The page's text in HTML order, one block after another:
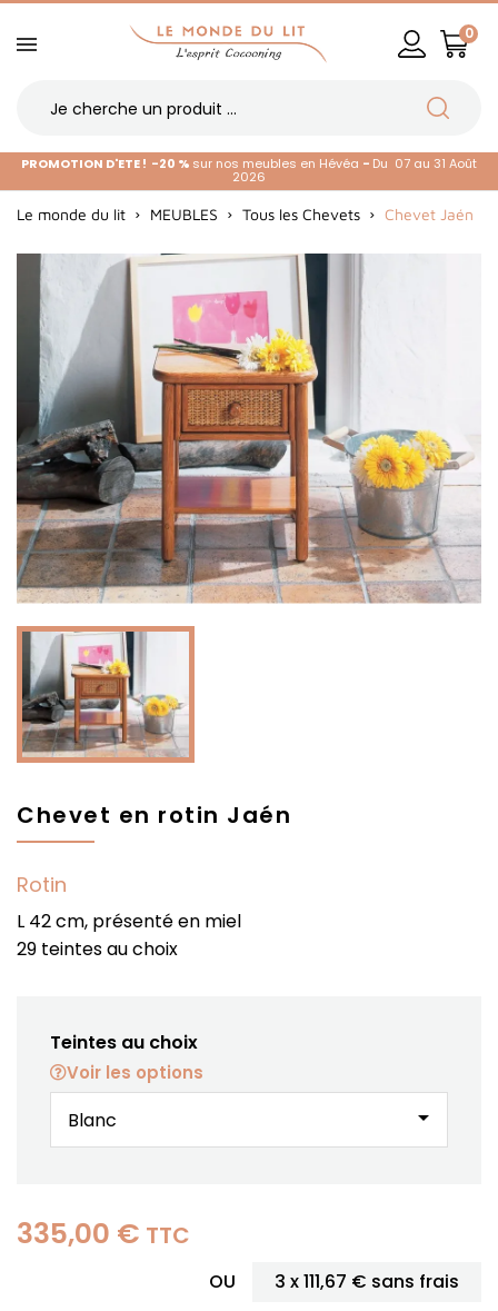
0
PROMOTION D'ETE ! -20 % sur nos meubles en Hévéa - Du 07 au 31 Août
2026
Le monde du lit MEUBLES Tous les Chevets Chevet Jaén
Chevet en rotin Jaén
Rotin
L 42 cm, présenté en miel
29 teintes au choix
Teintes au choix
Voir les options
arrow_drop_down
335,00 € TTC
OU 3 x111,67 € sans frais